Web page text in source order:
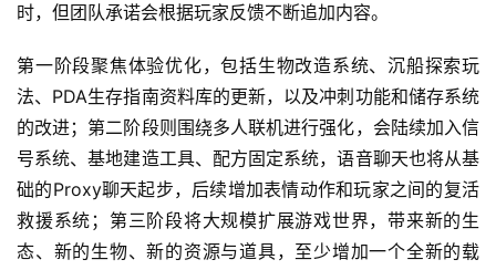
时，但团队承诺会根据玩家反馈不断追加内容。
第一阶段聚焦体验优化，包括生物改造系统、沉船探索玩
法、PDA生存指南资料库的更新，以及冲刺功能和储存系统
的改进；第二阶段则围绕多人联机进行强化，会陆续加入信
号系统、基地建造工具、配方固定系统，语音聊天也将从基
础的Proxy聊天起步，后续增加表情动作和玩家之间的复活
救援系统；第三阶段将大规模扩展游戏世界，带来新的生
态、新的生物、新的资源与道具，至少增加一个全新的载